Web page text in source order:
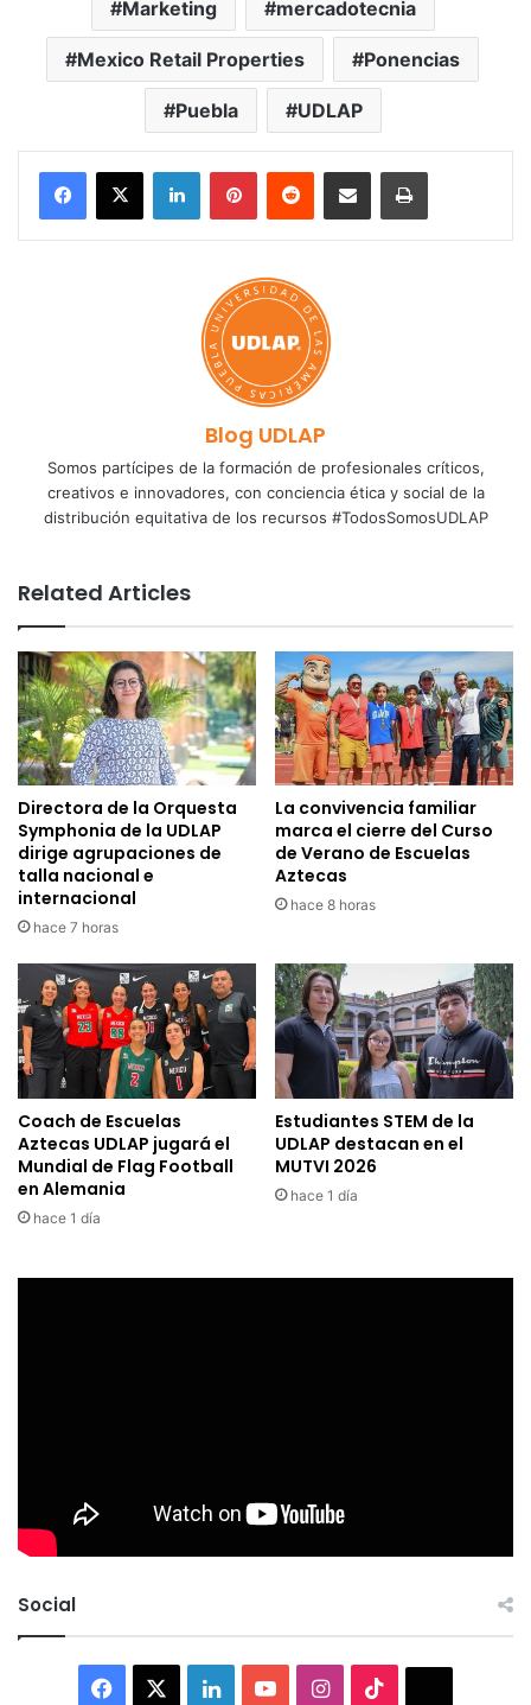
Marketing mercadotecnia
Mexico Retail Properties Ponencias
Puebla UDLAP
LinkedInPinterestReddit Share via Email Print
Blog UDLAP
Somos partícipes de la formación de profesionales críticos,
creativos e innovadores, con conciencia ética y social de la
distribución equitativa de los recursos #TodosSomosUDLAP
Related Articles
Directora de la Orquesta
Symphonia de la UDLAP
dirige agrupaciones de
talla nacional e
internacional
hace 7 horas
La convivencia familiar
marca el cierre del Curso
de Verano de Escuelas
Aztecas
hace 8 horas
Coach de Escuelas
Aztecas UDLAP jugará el
Mundial de Flag Football
en Alemania
hace 1 día
Estudiantes STEM de la
UDLAP destacan en el
MUTVI 2026
hace 1 día
Social
Facebook LinkedInYouTubeInstagram